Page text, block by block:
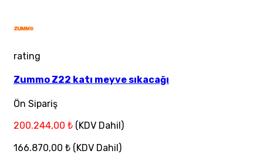
rating
Zummo Z22 katı meyve sıkacağı
Ön Sipariş
200.244,00 ₺ (KDV Dahil)
166.870,00 ₺ (KDV Dahil)